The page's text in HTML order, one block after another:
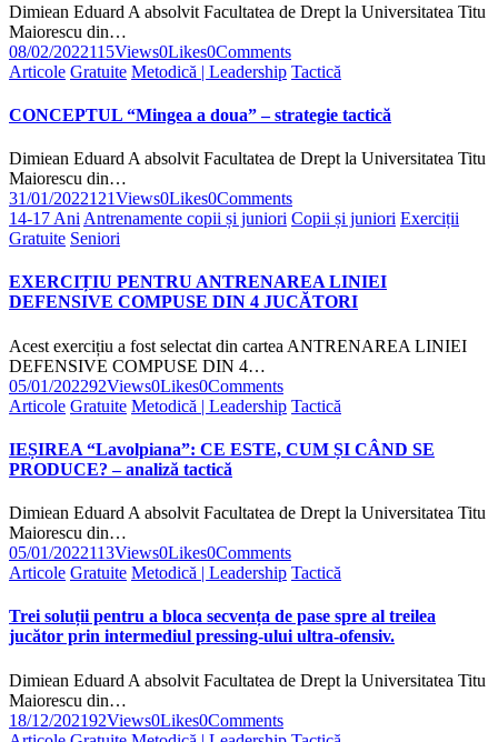
Dimiean Eduard A absolvit Facultatea de Drept la Universitatea Titu
Maiorescu din…
08/02/2022115Views0Likes0Comments
Articole Gratuite Metodică | Leadership Tactică
CONCEPTUL “Mingea a doua” – strategie tactică
Dimiean Eduard A absolvit Facultatea de Drept la Universitatea Titu
Maiorescu din…
31/01/2022121Views0Likes0Comments
14-17 Ani Antrenamente copii și juniori Copii și juniori Exerciții
Gratuite Seniori
EXERCIȚIU PENTRU ANTRENAREA LINIEI
DEFENSIVE COMPUSE DIN 4 JUCĂTORI
Acest exercițiu a fost selectat din cartea ANTRENAREA LINIEI
DEFENSIVE COMPUSE DIN 4…
05/01/202292Views0Likes0Comments
Articole Gratuite Metodică | Leadership Tactică
IEȘIREA “Lavolpiana”: CE ESTE, CUM ȘI CÂND SE
PRODUCE? – analiză tactică
Dimiean Eduard A absolvit Facultatea de Drept la Universitatea Titu
Maiorescu din…
05/01/2022113Views0Likes0Comments
Articole Gratuite Metodică | Leadership Tactică
Trei soluții pentru a bloca secvența de pase spre al treilea
jucător prin intermediul pressing-ului ultra-ofensiv.
Dimiean Eduard A absolvit Facultatea de Drept la Universitatea Titu
Maiorescu din…
18/12/202192Views0Likes0Comments